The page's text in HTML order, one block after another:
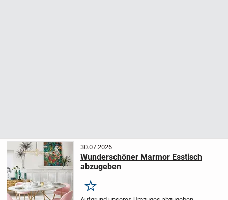
30.07.2026
Wunderschöner Marmor Esstisch
abzugeben
Merken